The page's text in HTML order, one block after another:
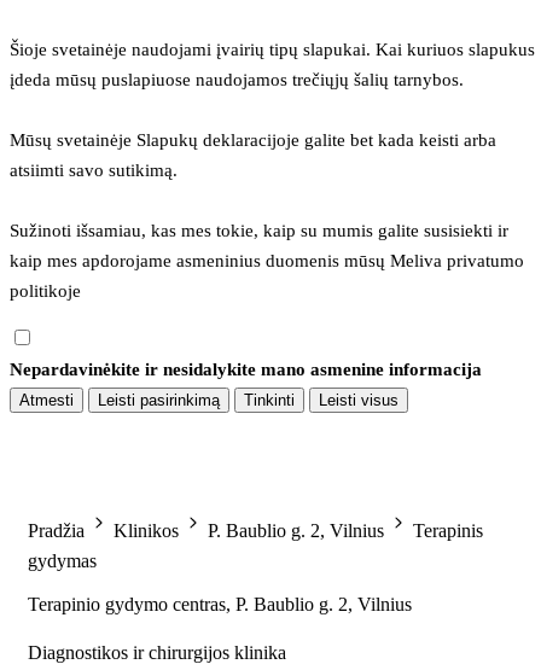
Šioje svetainėje naudojami įvairių tipų slapukai. Kai kuriuos slapukus
įdeda mūsų puslapiuose naudojamos trečiųjų šalių tarnybos.
Mūsų svetainėje Slapukų deklaracijoje galite bet kada keisti arba
atsiimti savo sutikimą.
Sužinoti išsamiau, kas mes tokie, kaip su mumis galite susisiekti ir
kaip mes apdorojame asmeninius duomenis mūsų Meliva privatumo
politikoje
Nepardavinėkite ir nesidalykite mano asmenine informacija
Atmesti Leisti pasirinkimą Tinkinti Leisti visus
Pradžia Klinikos P. Baublio g. 2, Vilnius
Terapinis
gydymas
Terapinio gydymo centras, P. Baublio g. 2, Vilnius
Diagnostikos ir chirurgijos klinika